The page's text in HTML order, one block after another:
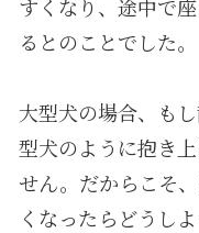
すくなり、途中で
るとのことでした。
大型犬の場合、も
型犬のように抱き
せん。だからこそ
くなったらどうし